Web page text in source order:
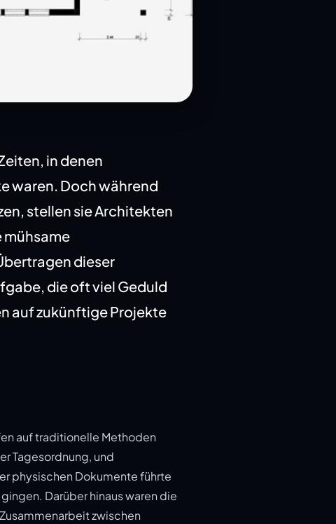
in denen
waren. Doch während
stellen sie Architekten
mühsame
dieser
die oft viel Geduld
auf zukünftige Projekte
auf traditionelle Methoden
Tagesordnung, und
physischen Dokumente führte
Darüber hinaus waren die
zwischen